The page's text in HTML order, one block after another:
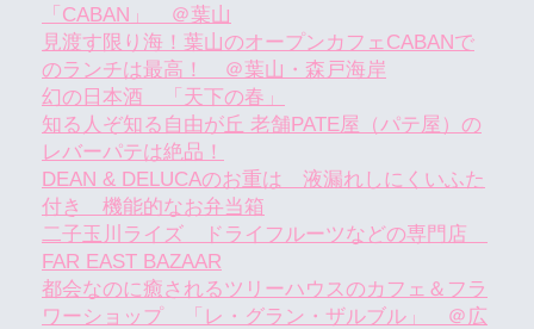
「CABAN」 ＠葉山
見渡す限り海！葉山のオープンカフェCABANで
のランチは最高！ ＠葉山・森戸海岸
幻の日本酒 「天下の春」
知る人ぞ知る自由が丘 老舗PATE屋（パテ屋）の
レバーパテは絶品！
DEAN & DELUCAのお重は 液漏れしにくいふた
付き 機能的なお弁当箱
二子玉川ライズ ドライフルーツなどの専門店
FAR EAST BAZAAR
都会なのに癒されるツリーハウスのカフェ＆フラ
ワーショップ 「レ・グラン・ザルブル」 ＠広